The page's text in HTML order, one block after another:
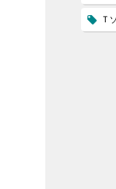
Ｔ